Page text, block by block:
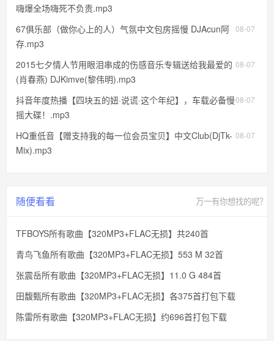
嗨爆全场嗨死不负责.mp3
08-07
67俱乐部（做你心上的人）气氛中文包房摇慢 DJAcun阿
存.mp3
08-07
2015七夕情人节用眼泪串成的伤感音乐专辑送给我最爱的
(肖春燕) DJKimve(黎伟明).mp3
08-07
抖音年度热播【四块五的妞·说谎·这个年纪】，车载必备慢
摇大碟！.mp3
08-07
HQ重低音【赠支持我的每一位会员宝贝】中文Club(DjTk-
Mix).mp3
随便看看 万一有你想找的呢？
TFBOYS所有歌曲【320MP3+FLAC无损】共240首
青鸟飞鱼所有歌曲【320MP3+FLAC无损】553 M 32首
张震岳所有歌曲【320MP3+FLAC无损】11.0 G 484首
田馥甄所有歌曲【320MP3+FLAC无损】各375首打包下载
陈雷所有歌曲【320MP3+FLAC无损】约696首打包下载